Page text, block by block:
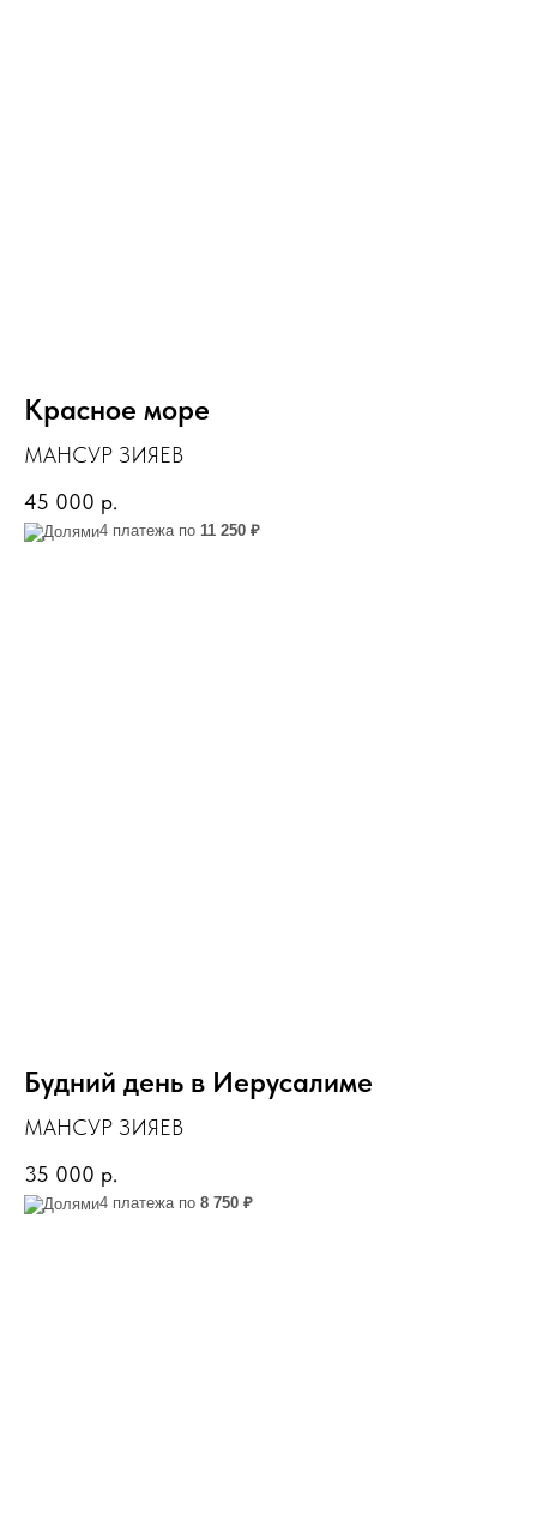
Красное море
МАНСУР ЗИЯЕВ
45 000 р.
4 платежа по 11 250 ₽
Будний день в Иерусалиме
МАНСУР ЗИЯЕВ
35 000 р.
4 платежа по 8 750 ₽